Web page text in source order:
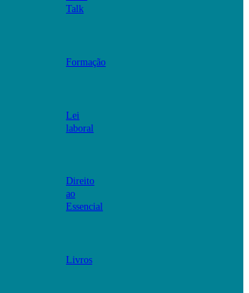
Talk
Formação
Lei
laboral
Direito
ao
Essencial
Livros